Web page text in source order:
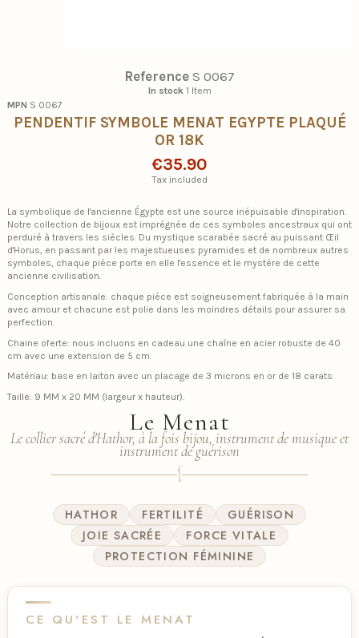
Reference S 0067
In stock 1 Item
MPN S 0067
PENDENTIF SYMBOLE MENAT EGYPTE PLAQUÉ
OR 18K
€35.90
Tax included
La symbolique de l'ancienne Égypte est une source inépuisable d'inspiration.
Notre collection de bijoux est imprégnée de ces symboles ancestraux qui ont
perduré à travers les siècles. Du mystique scarabée sacré au puissant Œil
d'Horus, en passant par les majestueuses pyramides et de nombreux autres
symboles, chaque pièce porte en elle l'essence et le mystère de cette
ancienne civilisation.
Conception artisanale: chaque pièce est soigneusement fabriquée à la main
avec amour et chacune est polie dans les moindres détails pour assurer sa
perfection.
Chaine oferte: nous incluons en cadeau une chaîne en acier robuste de 40
cm avec une extension de 5 cm.
Matériau: base en laiton avec un placage de 3 microns en or de 18 carats.
Taille: 9 MM x 20 MM (largeur x hauteur).
Le Menat
Le collier sacré d'Hathor, à la fois bijou, instrument de musique et
instrument de guérison
𓌀
HATHOR FERTILITÉ
GUÉRISON
JOIE SACRÉE
FORCE VITALE
PROTECTION FÉMININE
CE QU'EST LE MENAT